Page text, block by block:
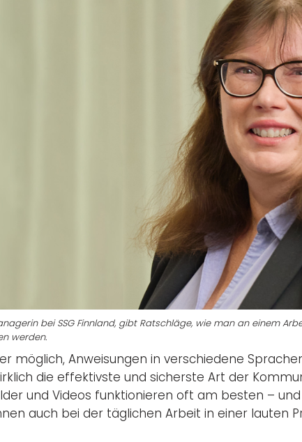
bei SSG Finnland, gibt Ratschläge, wie man an einem
werden.
möglich, Anweisungen in verschiedene
die effektivste und sicherste Art der
und Videos funktionieren oft am besten –
auch bei der täglichen Arbeit in einer lauten